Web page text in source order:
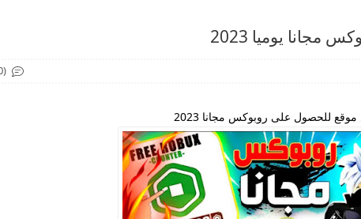
يوميا 2023
(0)
للحصول على روبوكس مجانا 2023